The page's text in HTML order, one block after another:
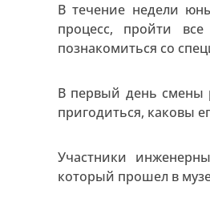
В течение недели
процесс, пройти
познакомиться со
В первый день смены
пригодиться, каковы
Участники
который прошел в